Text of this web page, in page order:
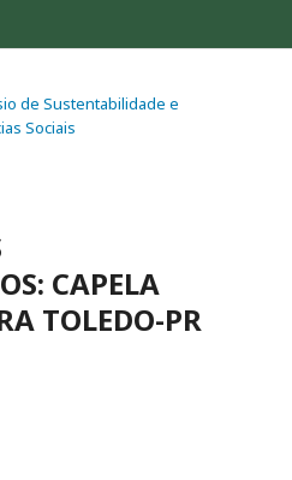
de Sustentabilidade e
Sociais
CAPELA
TOLEDO-PR